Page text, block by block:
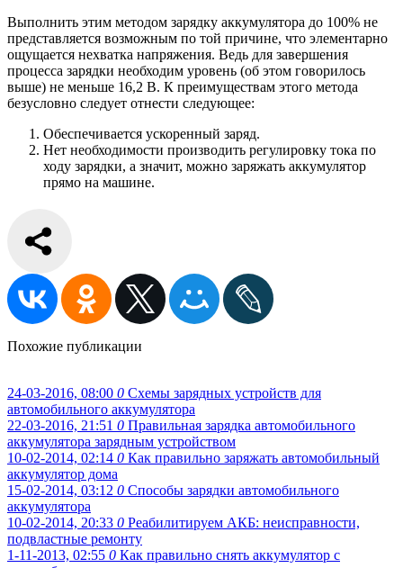
Выполнить этим методом зарядку аккумулятора до 100% не
представляется возможным по той причине, что элементарно
ощущается нехватка напряжения. Ведь для завершения
процесса зарядки необходим уровень (об этом говорилось
выше) не меньше 16,2 В. К преимуществам этого метода
безусловно следует отнести следующее:
Обеспечивается ускоренный заряд.
Нет необходимости производить регулировку тока по
ходу зарядки, а значит, можно заряжать аккумулятор
прямо на машине.
Похожие публикации
24-03-2016, 08:00 0 Схемы зарядных устройств для
автомобильного аккумулятора
22-03-2016, 21:51 0 Правильная зарядка автомобильного
аккумулятора зарядным устройством
10-02-2014, 02:14 0 Как правильно заряжать автомобильный
аккумулятор дома
15-02-2014, 03:12 0 Способы зарядки автомобильного
аккумулятора
10-02-2014, 20:33 0 Реабилитируем АКБ: неисправности,
подвластные ремонту
1-11-2013, 02:55 0 Как правильно снять аккумулятор с